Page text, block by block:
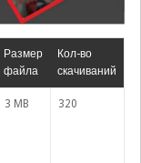
Размер
файла
Кол-во
скачиваний
3 MB 320